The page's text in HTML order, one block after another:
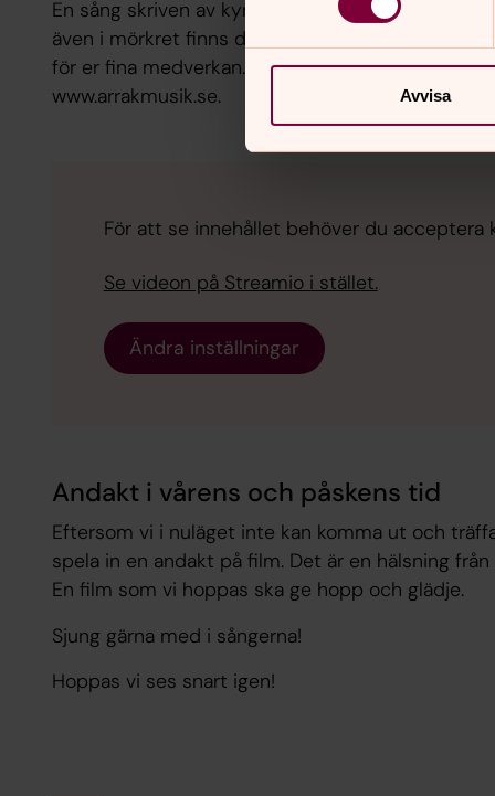
Avvisa
En sång skriven av kyrkomusiker Daniel Byström.
även i mörkret finns det en strimma av ljus. Tack
för er fina medverkan. Sången finns att beställa
www.arrakmusik.se.
För att se innehållet behöver du acceptera
Se videon på Streamio i stället.
Ändra inställningar
Andakt i vårens och påskens tid
Eftersom vi i nuläget inte kan komma ut och
spela in en andakt på film. Det är en hälsning
En film som vi hoppas ska ge hopp och glädje.
Sjung gärna med i sångerna!
Hoppas vi ses snart igen!